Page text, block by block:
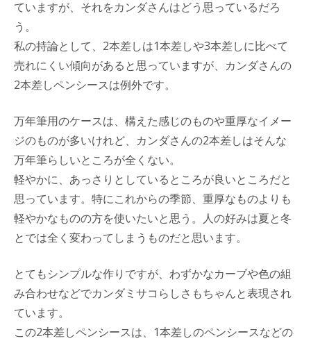
ていますが、それをカンダさんはどう思っているだろ
う。
私の持論として、2本差しは1本差しや3本差しに比べて
売れにくい傾向があると思っていますが、カンダさんの
2本差しペンシースは例外です。
万年筆用のケースは、構えた感じのものや重厚なイメー
ジのものが多いけれど、カンダさんの2本差しはそんな
万年筆らしいところが全くない。
軽やかに、あっさりとしているところが良いところだと
思っています。特にこれからの季節、重厚なものよりも
軽やかなものの方を使いたいと思う。人の好みは夏と冬
とでは全く変わってしまうものだと思います。
とてもシンプルな作りですが、わずかなカーブや色の組
み合わせなどでカンダミサコらしさもちゃんと表現され
ています。
この2本差しペンシースは、1本差しのペンシースなどの